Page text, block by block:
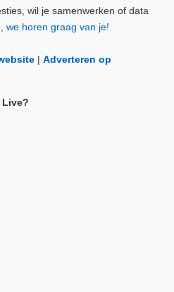
wil je samenwerken of data
we horen graag van je!
| Adverteren op
Live?